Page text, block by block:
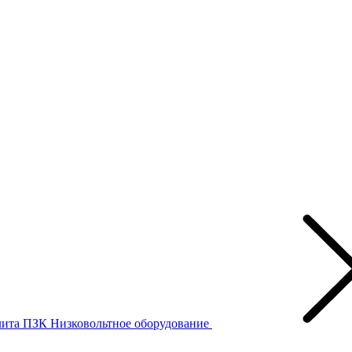
ПЗК Низковольтное оборудование